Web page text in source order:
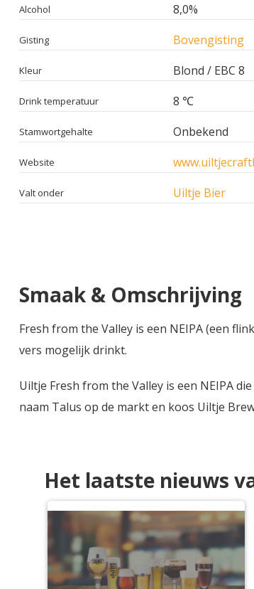
Alcohol 8,0%
Gisting Bovengisting
Kleur Blond / EBC 8
Drink temperatuur 8 ℃
Stamwortgehalte Onbekend
Website
Valt onder Uiltje Bier
Smaak & Omschrijving
Fresh from the Valley is een NEIPA (een
vers mogelijk drinkt.
Uiltje Fresh from the Valley is een NEIPA
naam Talus op de markt en koos Uiltje
Het laatste nieuws